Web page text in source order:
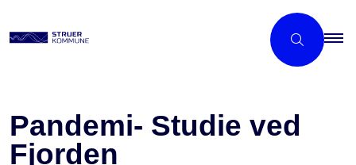
Pandemi- Studie ved
Fjorden